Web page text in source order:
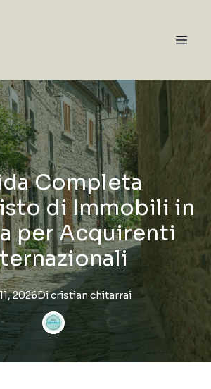
Completa
di Immobili in
per Acquirenti
2026Dicristian chitarrai